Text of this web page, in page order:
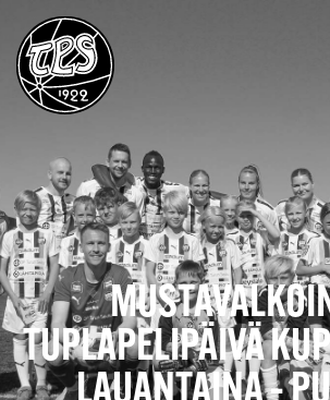
TUPLAPELIPÄIVÄ